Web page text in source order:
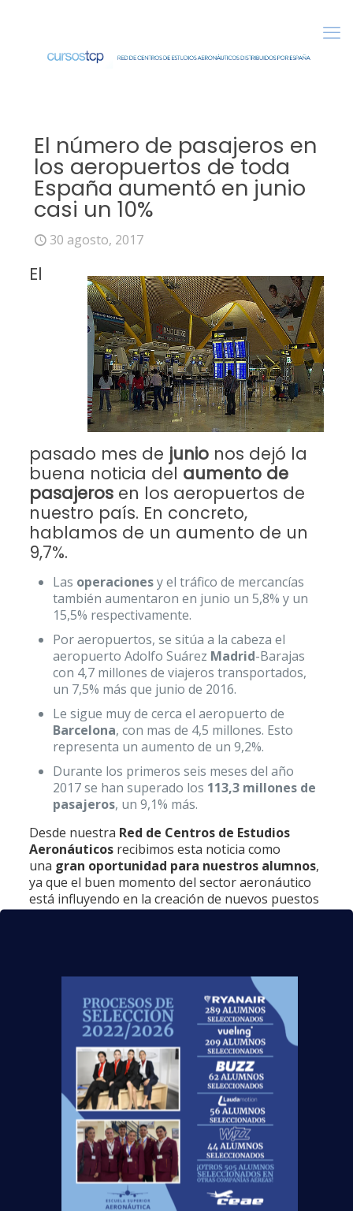
El número de pasajeros en
los aeropuertos de toda
España aumentó en junio
casi un 10%
30 agosto, 2017
El
pasado mes de junionos dejó la
buena noticia del aumento de
pasajerosen los aeropuertos de
nuestro país. En concreto,
hablamos de un aumento de un
9,7%.
Las operacionesy el tráfico de mercancías
también aumentaron en junio un 5,8% y un
15,5% respectivamente.
Por aeropuertos, se sitúa a la cabeza el
aeropuerto Adolfo Suárez Madrid-Barajas
con 4,7 millones de viajeros transportados,
un 7,5% más que junio de 2016.
Le sigue muy de cerca el aeropuerto de
Barcelona, con mas de 4,5 millones. Esto
representa un aumento de un 9,2%.
Durante los primeros seis meses del año
2017 se han superado los 113,3 millones de
pasajeros, un 9,1% más.
Desde nuestra Red de Centros de Estudios
Aeronáuticosrecibimos esta noticia como
una gran oportunidad para nuestros alumnos,
ya que el buen momento del sector aeronáutico
está influyendo en la creación de nuevos puestos
de trabajo. ¡Consulta a tu asesor laboral para más
y estás buscando unaformación de calidad que
te ayude a encontrar empleo, ¿por qué no
piensas en la alternativa de laaviación
comercial? Con eltítulo oficial TCPpodrás
trabajar en cualquier compañía aérea europea
como auxiliar de vuelo, la profesión más
demandadaen la actualidad por las aerolíneas.
Ven a visitarnos a cualquiera denuestros
centros, por teléfono a través del902 241 206
bien ponte en contacto con nuestrosasesores
rellenando el siguiente formulario:
Solicita información